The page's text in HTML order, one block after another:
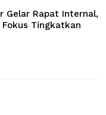
Gelar Rapat Internal,
Fokus Tingkatkan